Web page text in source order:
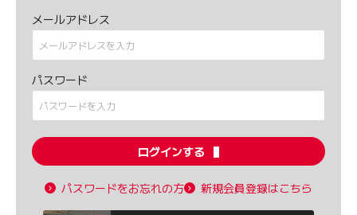
メールアドレス
パスワード
ログインする
パスワードをお忘れの方 新規会員登録はこちら